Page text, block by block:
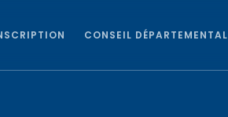
CONSEIL DÉPARTEMENTAL